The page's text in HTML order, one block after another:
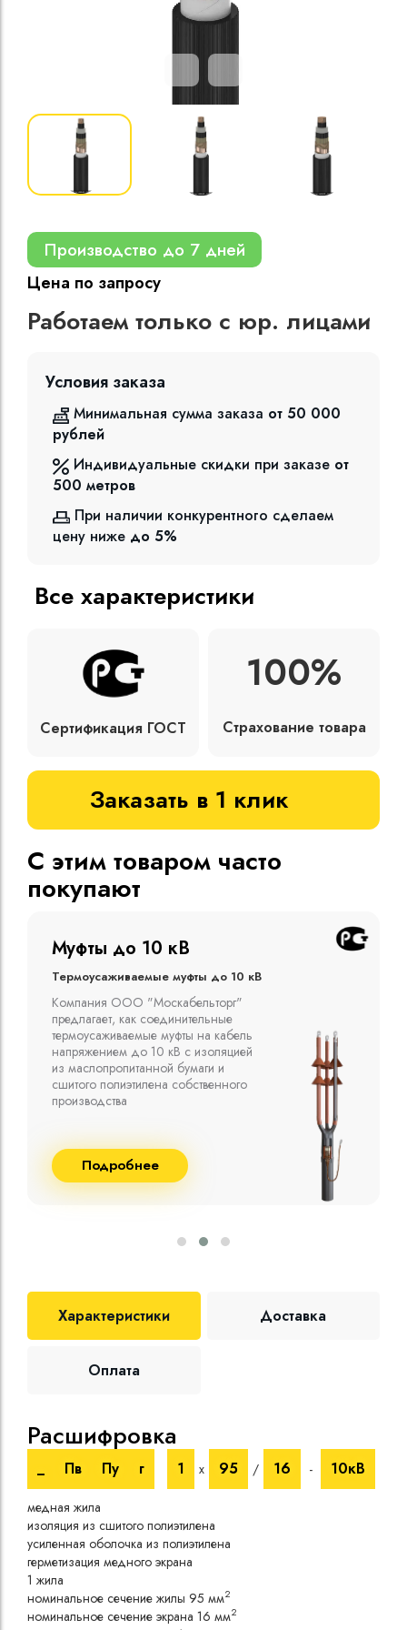
Кабели
изоляцией
Производство до 7 дней
Цена по запросу
Работаем только с юр. лицами
Условия заказа
Минимальная сумма заказа от 50 000
рублей
Индивидуальные скидки при заказе от
500 метров
При наличии конкурентного сделаем
цену ниже до 5%
Все характеристики
Сертификация ГОСТ
100%
Страхование товара
Заказать в 1 клик
С этим товаром часто
покупают
Муфты до 10 кВ
Термоусаживаемые муфты до 10 кВ
Компания ООО "Москабельторг"
предлагает, как соединительные
термоусаживаемые муфты на кабель
напряжением до 10 кВ с изоляцией
из маслопропитанной бумаги и
сшитого полиэтилена собственного
производства
Подробнее
Характеристики Доставка
Оплата
Расшифровка
Пв Пу г 1 х 95 / 16 - 10кВ
медная жила
изоляция из сшитого полиэтилена
усиленная оболочка из полиэтилена
герметизация медного экрана
1 жила
номинальное сечение жилы 95 мм2
номинальное сечение экрана 16 мм2